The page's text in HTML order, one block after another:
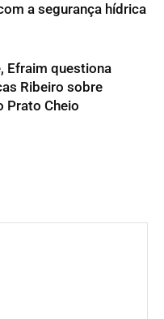
a segurança hídrica
Efraim questiona
Ribeiro sobre
Prato Cheio